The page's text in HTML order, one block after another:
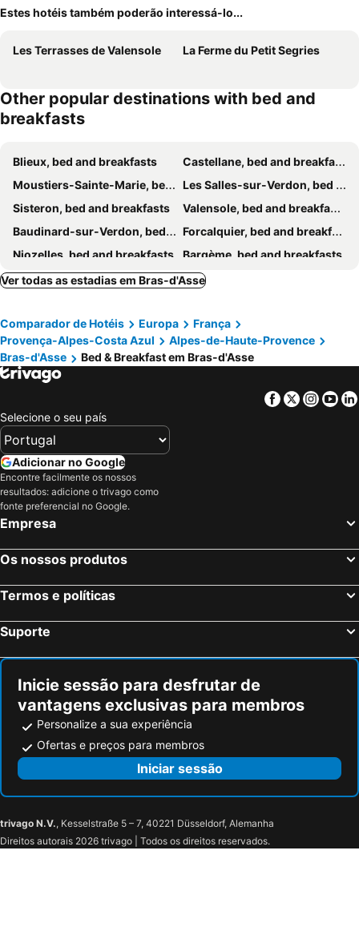
Estes hotéis também poderão interessá-lo...
Les Terrasses de Valensole La Ferme du Petit Segries
Other popular destinations with bed and
breakfasts
Blieux, bed and breakfasts
Castellane, bed and breakfasts
Moustiers-Sainte-Marie, bed and breakfasts
Les Salles-sur-Verdon, bed and breakfasts
Sisteron, bed and breakfasts
Valensole, bed and breakfasts
Baudinard-sur-Verdon, bed and breakfasts
Forcalquier, bed and breakfasts
Niozelles, bed and breakfasts
Bargème, bed and breakfasts
Bauduen, bed and breakfasts
La Roque-Esclapon, bed and breakfasts
Aups, bed and breakfasts
Volonne, bed and breakfasts
Riez, bed and breakfasts
Saint-Laurent-du-Verdon, bed and breakfasts
Cotignac, bed and breakfasts
Mane, bed and breakfasts
Flayosc, bed and breakfasts
Montmeyan, bed and breakfasts
Cruis, bed and breakfasts
Prads-Haute-Bleone, bed and breakfasts
Salernes, bed and breakfasts
Valderoure, bed and breakfasts
Angles, bed and breakfasts
Reillane, bed and breakfasts
Saint-Antonin-du-Var, bed and breakfasts
Montsalier, bed and breakfasts
Rians, bed and breakfasts
Ver todas as estadias em Bras-d'Asse
Comparador de Hotéis Europa
França
Provença-Alpes-Costa Azul
Alpes-de-Haute-Provence
Bras-d'Asse
Bed & Breakfast em Bras-d'Asse
Facebook
Twitter
Selecione o seu país
Adicionar no Google
Encontre facilmente os nossos
resultados: adicione o trivago como
fonte preferencial no Google.
Empresa
Os nossos produtos
Termos e políticas
Suporte
Inicie sessão para desfrutar de
vantagens exclusivas para membros
Personalize a sua experiência
Ofertas e preços para membros
Iniciar sessão
trivago N.V., Kesselstraße 5 – 7, 40221 Düsseldorf, Alemanha
Direitos autorais 2026 trivago | Todos os direitos reservados.